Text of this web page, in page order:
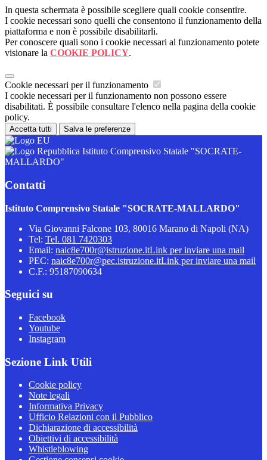
In questa schermata è possibile scegliere quali cookie consentire.
I cookie necessari sono quelli che consentono il funzionamento della
piattaforma e non è possibile disabilitarli.
Per conoscere quali sono i cookie necessari al funzionamento potete
visionare la COOKIE POLICY.
Cookie necessari per il funzionamento
I cookie necessari per il funzionamento non possono essere
disabilitati. È possibile consultare l'elenco nella pagina della cookie
policy.
Accetta tutti Salva le preferenze
Istituto Comprensivo Statale "SOCRATE-
MALLARDO"
Contatti
Istituto Comprensivo Statale "SOCRATE-MALLARDO"
Via Giovanni Falcone 103, 80016 Marano di Napoli (NA)
Tel: Tel. 081 7420303
Email: naic8e700r@istruzione.itLink per inviare una mail
PEC: naic8e700r@pec.istruzione.itLink per inviare una mail
C.F.: 95187090634
Seguici su
Facebook
Youtube
Instagram
Sezione Link Utili
Cookie policy
Note legali
Informativa Privacy
Ufficio Relazioni con il Pubblico
Dichiarazione di accessibilità
Obiettivi di accessibilità
Whistleblowing